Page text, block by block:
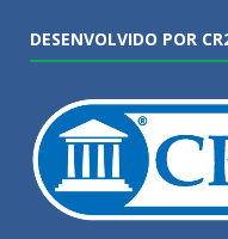
DESENVOLVIDO POR